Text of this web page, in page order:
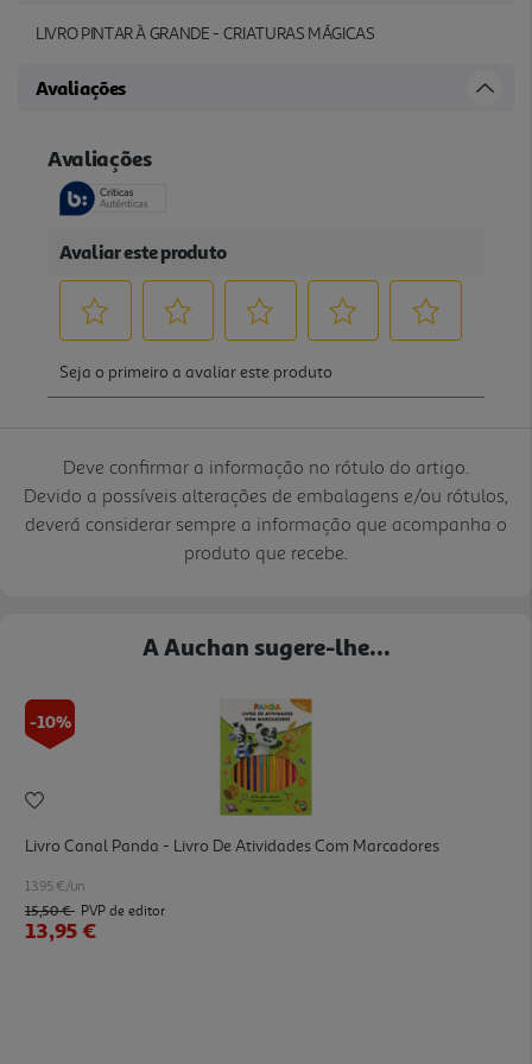
LIVRO PINTAR À GRANDE - CRIATURAS MÁGICAS
Avaliações
Deve confirmar a informação no rótulo do artigo.
Devido a possíveis alterações de embalagens e/ou rótulos,
deverá considerar sempre a informação que acompanha o
produto que recebe.
A Auchan sugere-lhe...
-10%
Livro Canal Panda - Livro De Atividades Com Marcadores
13.95 €/un
15,50 € PVP de editor
13,95 €